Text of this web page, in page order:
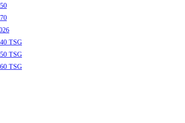
TSG
TSG
TSG